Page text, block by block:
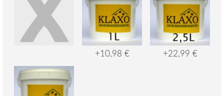
+10,98 € +22,99 €